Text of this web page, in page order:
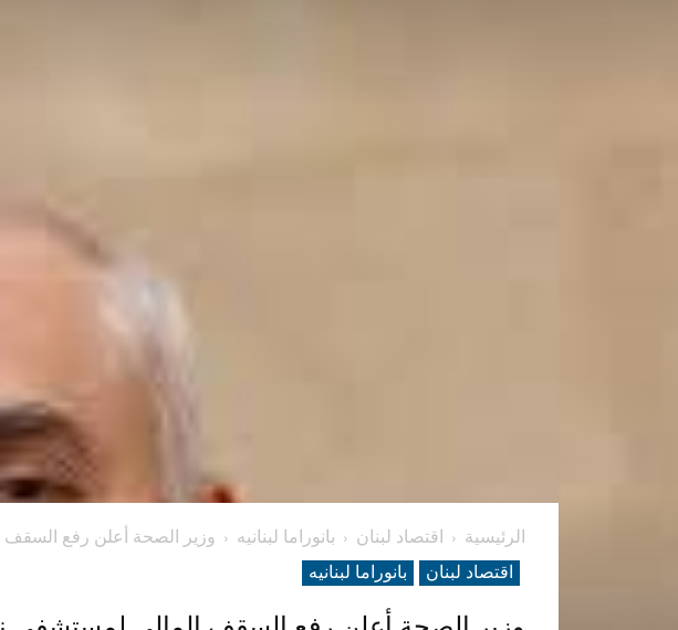
الرئيسية اقتصاد لبنان بانوراما لبنانیه
وزير الصحة أعلن رفع السقف
اقتصاد لبنان
بانوراما لبنانیه